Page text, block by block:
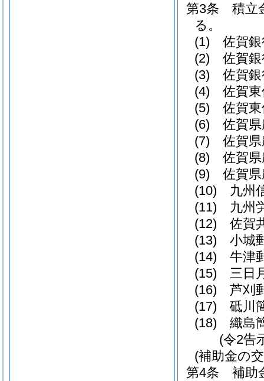
第3条
積立
る。
(1)
佐賀
(2)
佐賀
(3)
佐賀
(4)
佐賀
(5)
佐賀
(6)
佐賀
(7)
佐賀
(8)
佐賀
(9)
佐賀
(10)
九州
(11)
九州
(12)
佐賀
(13)
小城
(14)
牛津
(15)
三日
(16)
芦刈
(17)
砥川
(18)
織島
(令2告
(補助金の
第4条
補助